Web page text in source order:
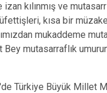
kılınmış ve
kısa bir
mukaddeme
Bey mutasarraflık
Türkiye Büyük Millet